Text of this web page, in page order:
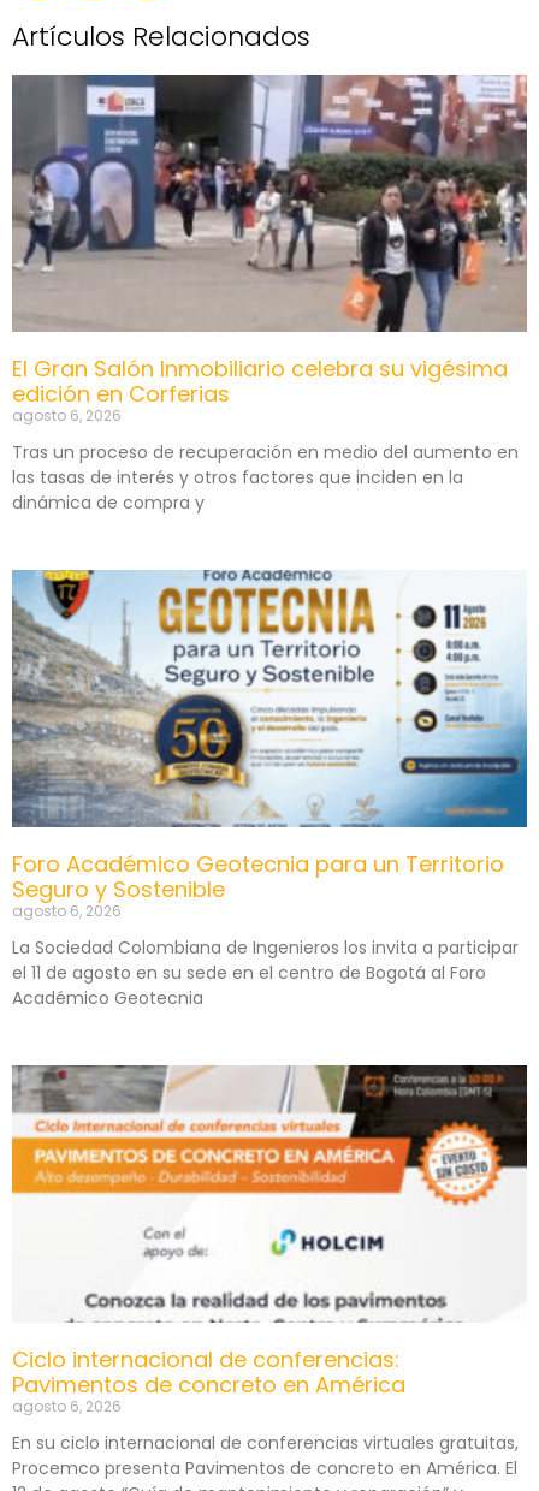
Artículos Relacionados
El Gran Salón Inmobiliario celebra su vigésima
edición en Corferias
agosto 6, 2026
Tras un proceso de recuperación en medio del aumento en
las tasas de interés y otros factores que inciden en la
dinámica de compra y
Foro Académico Geotecnia para un Territorio
Seguro y Sostenible
agosto 6, 2026
La Sociedad Colombiana de Ingenieros los invita a participar
el 11 de agosto en su sede en el centro de Bogotá al Foro
Académico Geotecnia
Ciclo internacional de conferencias:
Pavimentos de concreto en América
agosto 6, 2026
En su ciclo internacional de conferencias virtuales gratuitas,
Procemco presenta Pavimentos de concreto en América. El